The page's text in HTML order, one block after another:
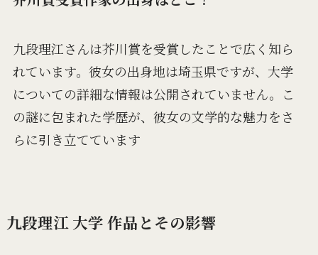
九段理江さんは芥川賞を受賞したことで広く知ら
れています。彼女の出身地は埼玉県ですが、大学
についての詳細な情報は公開されていません。こ
の謎に包まれた学歴が、彼女の文学的な魅力をさ
らに引き立てています​
九段理江 大学 作品とその影響